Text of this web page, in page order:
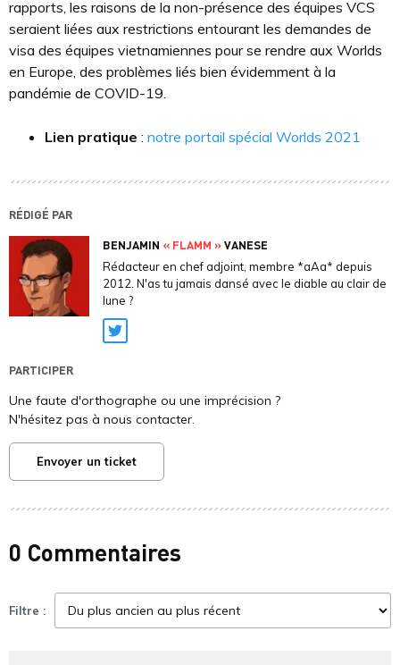
rapports, les raisons de la non-présence des équipes VCS
seraient liées aux restrictions entourant les demandes de
visa des équipes vietnamiennes pour se rendre aux Worlds
en Europe, des problèmes liés bien évidemment à la
pandémie de COVID-19.
Lien pratique : notre portail spécial Worlds 2021
RÉDIGÉ PAR
BENJAMIN « FLAMM »VANESE
Rédacteur en chef adjoint, membre *aAa* depuis
2012. N'as tu jamais dansé avec le diable au clair de
lune ?
Twitter
PARTICIPER
Une faute d'orthographe ou une imprécision ?
N'hésitez pas à nous contacter.
Envoyer un ticket
0 Commentaires
Filtre :